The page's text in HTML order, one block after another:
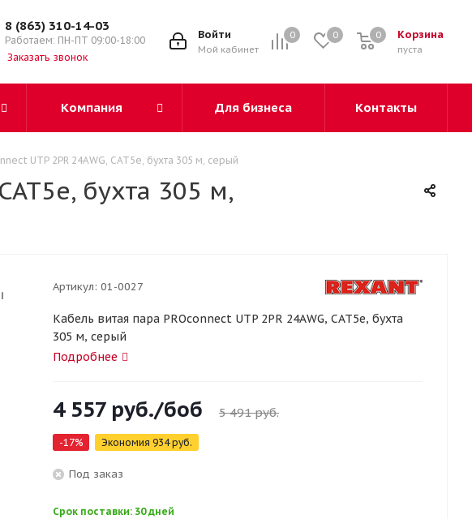
0 0 Корзина
пуста
0
Войти
Мой кабинет
8 (863) 310-14-03
Работаем: ПН-ПТ 09:00-18:00
Заказать звонок
Компания Для бизнеса Контакты
UTP 2PR 24AWG, CAT5e, бухта 305 м, серый
бухта 305 м,
Артикул: 01-0027
Кабель витая пара PROconnect UTP 2PR 24AWG, CAT5e, бухта
305 м, серый
Подробнее
4 557руб./боб 5 491руб.
-17% Экономия 934руб.
Под заказ
Срок поставки: 30 дней